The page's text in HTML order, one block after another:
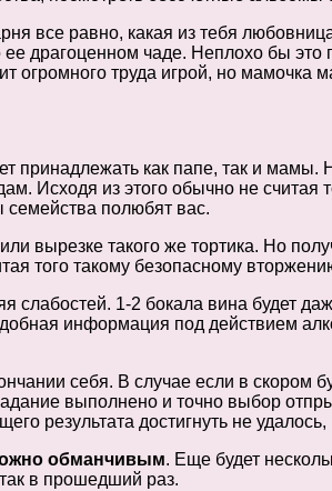
все равно, какая из тебя
ее драгоценном чаде. Неплохо бы
огромного труда игрой, но мамочка
принадлежать как папе, так и
Исходя из этого обычно не считая
семейства полюбят вас.
вырезке такого же тортика. Но
того такому безопасному
слабостей. 1-2 бокала вина будет
информация под действием
себя. В случае если в скором
выполнено и точно выбор
результата достигнуть не удалось,
обманчивым. Еще будет
в прошедший раз.